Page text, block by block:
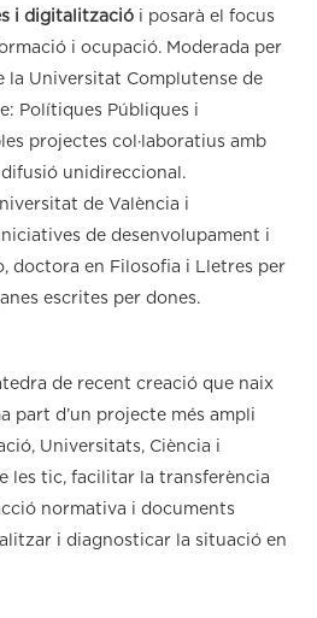
i digitalització i posarà el focus
i ocupació. Moderada per
la Universitat Complutense de
Polítiques Públiques i
projectes col·laboratius amb
unidireccional.
de València i
de desenvolupament i
doctora en Filosofia i Lletres per
escrites per dones.
de recent creació que naix
part d’un projecte més ampli
Universitats, Ciència i
les tic, facilitar la transferència
normativa i documents
i diagnosticar la situació en